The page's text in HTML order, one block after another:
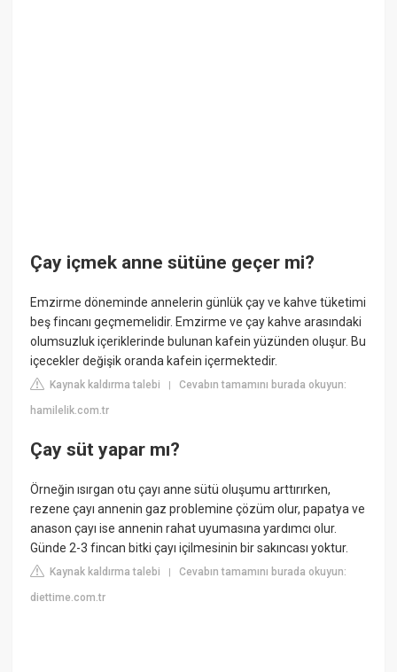
Çay içmek anne sütüne geçer mi?
Emzirme döneminde annelerin günlük çay ve kahve tüketimi
beş fincanı geçmemelidir. Emzirme ve çay kahve arasındaki
olumsuzluk içeriklerinde bulunan kafein yüzünden oluşur. Bu
içecekler değişik oranda kafein içermektedir.
Kaynak kaldırma talebi |Cevabın tamamını burada okuyun:
hamilelik.com.tr
Çay süt yapar mı?
Örneğin ısırgan otu çayı anne sütü oluşumu arttırırken,
rezene çayı annenin gaz problemine çözüm olur, papatya ve
anason çayı ise annenin rahat uyumasına yardımcı olur.
Günde 2-3 fincan bitki çayı içilmesinin bir sakıncası yoktur.
Kaynak kaldırma talebi |Cevabın tamamını burada okuyun:
diettime.com.tr